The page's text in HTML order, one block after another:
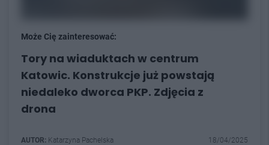
Może Cię zainteresować:
Tory na wiaduktach w centrum
Katowic. Konstrukcje już powstają
niedaleko dworca PKP. Zdjęcia z
drona
AUTOR: Katarzyna Pachelska 18/04/2025